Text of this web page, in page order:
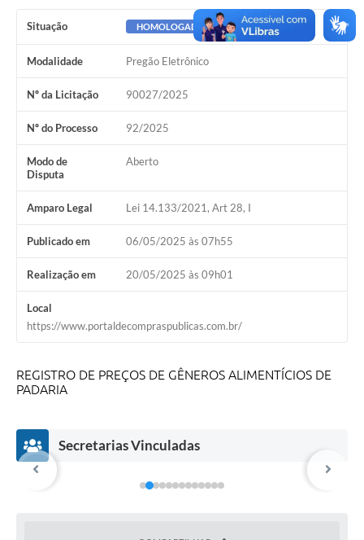
Situação HOMOLOGADO
Modalidade Pregão Eletrônico
Nº da Licitação 90027/2025
Nº do Processo 92/2025
Modo de
Disputa
Aberto
Amparo Legal Lei 14.133/2021, Art 28, I
Publicado em 06/05/2025 às 07h55
Realização em 20/05/2025 às 09h01
Local
https://www.portaldecompraspublicas.com.br/
REGISTRO DE PREÇOS DE GÊNEROS ALIMENTÍCIOS DE
PADARIA
Secretarias Vinculadas